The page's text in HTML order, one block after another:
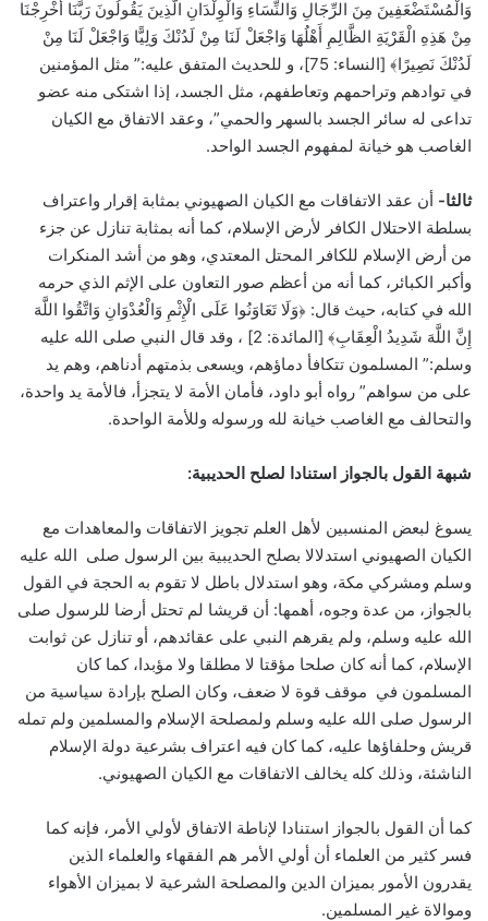
وَالْمُسْتَضْعَفِينَ مِنَ الرِّجَالِ وَالنِّسَاءِ وَالْوِلْدَانِ الَّذِينَ يَقُولُونَ رَبَّنَا أَخْرِجْنَا
مِنْ هَذِهِ الْقَرْيَةِ الظَّالِمِ أَهْلُهَا وَاجْعَلْ لَنَا ‌مِنْ ‌لَدُنْكَ ‌وَلِيًّا وَاجْعَلْ لَنَا مِنْ
لَدُنْكَ نَصِيرًا﴾ [النساء: 75]، و للحديث المتفق عليه:” مثل المؤمنين
في توادهم وتراحمهم وتعاطفهم، مثل الجسد، إذا اشتكى منه عضو
تداعى له سائر الجسد بالسهر والحمي”، وعقد الاتفاق مع الكيان
الغاصب هو خيانة لمفهوم الجسد الواحد.
ثالثا- أن عقد الاتفاقات مع الكيان الصهيوني بمثابة إقرار واعتراف
بسلطة الاحتلال الكافر لأرض الإسلام، كما أنه بمثابة تنازل عن جزء
من أرض الإسلام للكافر المحتل المعتدي، وهو من أشد المنكرات
وأكبر الكبائر، كما أنه من أعظم صور التعاون على الإثم الذي حرمه
الله في كتابه، حيث قال: ﴿‌وَلَا ‌تَعَاوَنُوا عَلَى الْإِثْمِ وَالْعُدْوَانِ وَاتَّقُوا اللَّهَ
إِنَّ اللَّهَ شَدِيدُ الْعِقَابِ﴾ [المائدة: 2] ، وقد قال النبي صلى الله عليه
وسلم:” المسلمون تتكافأ دماؤهم، ويسعى بذمتهم أدناهم، وهم يد
على من سواهم” رواه أبو داود، فأمان الأمة لا يتجزأ، فالأمة يد واحدة،
والتحالف مع الغاصب خيانة لله ورسوله وللأمة الواحدة.
شبهة القول بالجواز استنادا لصلح الحديبية:
يسوغ لبعض المنسبين لأهل العلم تجويز الاتفاقات والمعاهدات مع
الكيان الصهيوني استدلالا بصلح الحديبية بين الرسول صلى الله عليه
وسلم ومشركي مكة، وهو استدلال باطل لا تقوم به الحجة في القول
بالجواز، من عدة وجوه، أهمها: أن قريشا لم تحتل أرضا للرسول صلى
الله عليه وسلم، ولم يقرهم النبي على عقائدهم، أو تنازل عن ثوابت
الإسلام، كما أنه كان صلحا مؤقتا لا مطلقا ولا مؤبدا، كما كان
المسلمون في موقف قوة لا ضعف، وكان الصلح بإرادة سياسية من
الرسول صلى الله عليه وسلم ولمصلحة الإسلام والمسلمين ولم تمله
قريش وحلفاؤها عليه، كما كان فيه اعتراف بشرعية دولة الإسلام
الناشئة، وذلك كله يخالف الاتفاقات مع الكيان الصهيوني.
كما أن القول بالجواز استنادا لإناطة الاتفاق لأولي الأمر، فإنه كما
فسر كثير من العلماء أن أولي الأمر هم الفقهاء والعلماء الذين
يقدرون الأمور بميزان الدين والمصلحة الشرعية لا بميزان الأهواء
وموالاة غير المسلمين.